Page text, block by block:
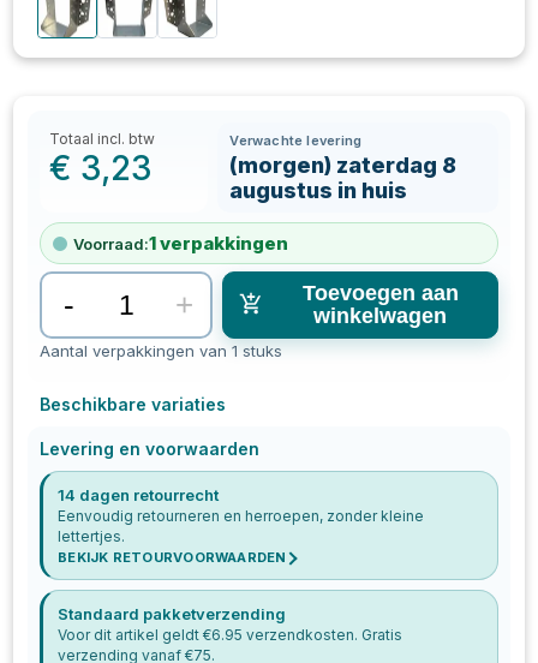
Totaal incl. btw
€ 3,23
Verwachte levering
(morgen) zaterdag 8
augustus in huis
Voorraad:1verpakkingen
- +
Toevoegen aan
winkelwagen
Aantal verpakkingen van 1 stuks
Beschikbare variaties
Levering en voorwaarden
14 dagen retourrecht
Eenvoudig retourneren en herroepen, zonder kleine
lettertjes.
BEKIJK RETOURVOORWAARDEN
Standaard pakketverzending
Voor dit artikel geldt €6.95 verzendkosten. Gratis
verzending vanaf €75.